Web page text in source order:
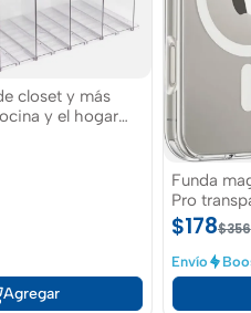
Agregar
y más
y el hogar
Agregar
Funda
Pro
y
caidas
$178$356
Envío